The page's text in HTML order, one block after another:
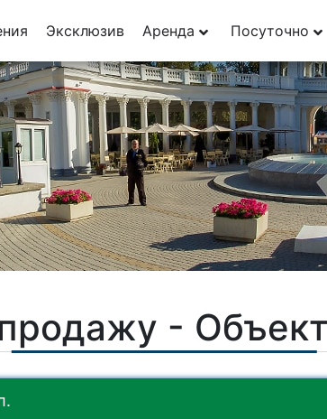
Эксклюзив Аренда Посуточно
-